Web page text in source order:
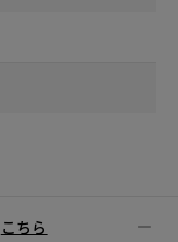
こちら